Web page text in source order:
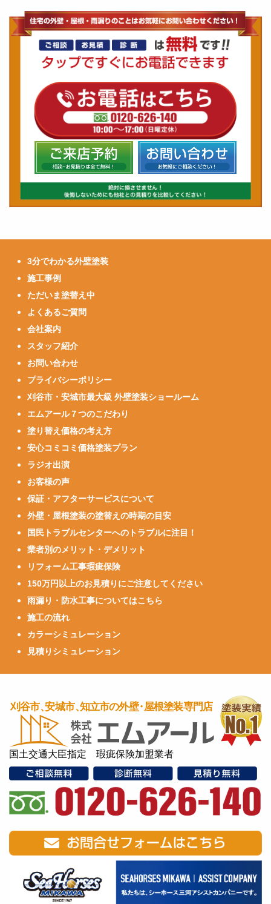
3分でわかる外壁塗装
施工事例
ただいま塗替え中
よくあるご質問
会社案内
スタッフ紹介
お問い合わせ
プライバシーポリシー
刈谷市・安城市最大級 外壁塗装ショールーム
エムアール７つのこだわり
塗り替え価格の考え方
安心コミコミ価格塗装プラン
ラジオ出演
お客様の声
保証・アフターサービスについて
外壁・屋根塗装の塗替えの時期の目安
国民トラブルセンターへのトラブルに注目！
業者別のメリット・デメリット
リフォーム工事瑕疵保険
150万円以上のお見積りにご注意してください
雨漏り・防水工事についてはこちら
施工の流れ
カラーシミュレーション
見積りシミュレーション
国土交通大臣指定 瑕疵保険加盟業者